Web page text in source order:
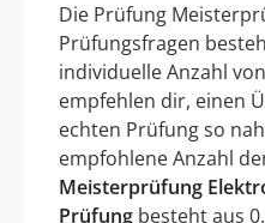
Die Prüfung
Prüfungsfragen
individuelle Anzahl
empfehlen dir, einen
echten Prüfung so
empfohlene Anzahl
Meisterprüfung
Prüfung besteht aus